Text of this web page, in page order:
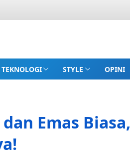
TEKNOLOGI STYLE OPINI
Emas Biasa,